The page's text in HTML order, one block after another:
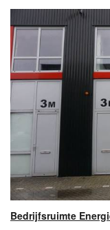
Bedrijfsruimte